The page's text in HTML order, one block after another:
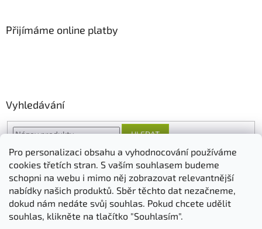
Pro personalizaci obsahu a vyhodnocování používáme
cookies třetích stran. S vaším souhlasem budeme
schopni na webu i mimo něj zobrazovat relevantnější
nabídky našich produktů. Sběr těchto dat nezačneme,
dokud nám nedáte svůj souhlas. Pokud chcete udělit
souhlas, klikněte na tlačítko "Souhlasím".
Přijímáme online platby
Vyhledávání
HLEDAT
O nás FORESTINA AGRO CS